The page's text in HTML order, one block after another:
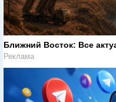
Ближний Восток: Все
Реклама